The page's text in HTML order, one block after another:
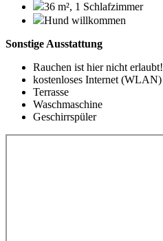
36 m², 1 Schlafzimmer
Hund willkommen
Sonstige Ausstattung
Rauchen ist hier nicht erlaubt!
kostenloses Internet (WLAN)
Terrasse
Waschmaschine
Geschirrspüler